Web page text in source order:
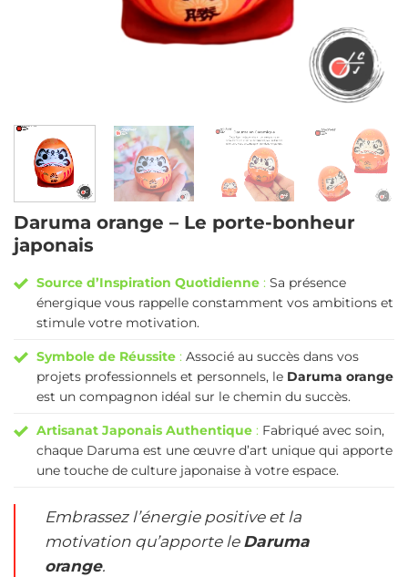
Daruma orange – Le porte-bonheur
japonais
Source d’Inspiration Quotidienne : Sa présence
énergique vous rappelle constamment vos ambitions et
stimule votre motivation.
Symbole de Réussite : Associé au succès dans vos
projets professionnels et personnels, le Daruma orange
est un compagnon idéal sur le chemin du succès.
Artisanat Japonais Authentique : Fabriqué avec soin,
chaque Daruma est une œuvre d’art unique qui apporte
une touche de culture japonaise à votre espace.
Embrassez l’énergie positive et la
motivation qu’apporte leDaruma
orange.